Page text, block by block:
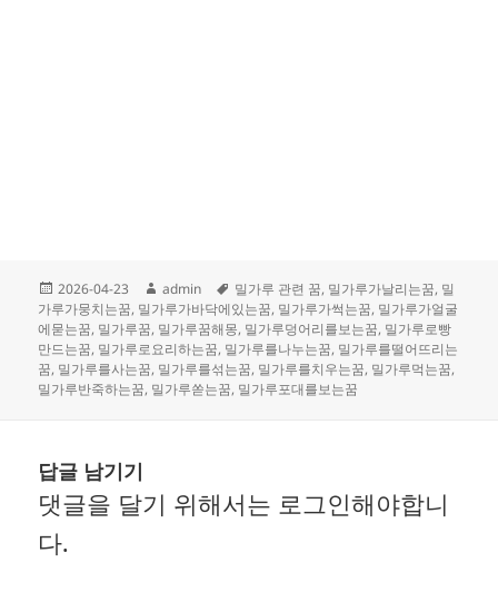
작
성
일
자
2026-04-23
글
쓴
이
admin
태
그
밀가루 관련 꿈, 밀가루가날리는꿈, 밀
가루가뭉치는꿈, 밀가루가바닥에있는꿈, 밀가루가썩는꿈, 밀가루가얼굴
에묻는꿈, 밀가루꿈, 밀가루꿈해몽, 밀가루덩어리를보는꿈, 밀가루로빵
만드는꿈, 밀가루로요리하는꿈, 밀가루를나누는꿈, 밀가루를떨어뜨리는
꿈, 밀가루를사는꿈, 밀가루를섞는꿈, 밀가루를치우는꿈, 밀가루먹는꿈,
밀가루반죽하는꿈, 밀가루쏟는꿈, 밀가루포대를보는꿈
답글 남기기
댓글을 달기 위해서는 로그인해야합니
다.